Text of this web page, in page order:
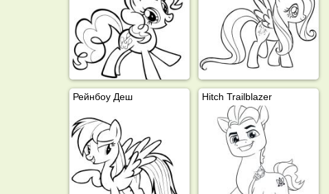
Рейнбоу Деш Hitch Trailblazer